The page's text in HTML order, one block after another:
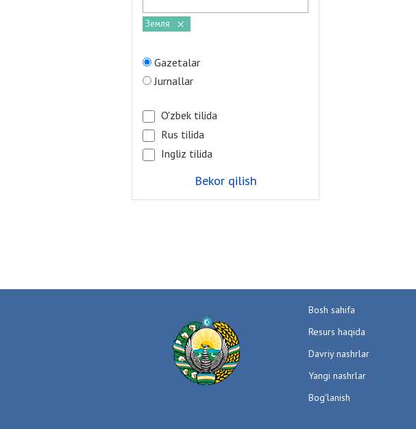
Земля
Gazetalar
Jurnallar
O'zbek tilida
Rus tilida
Ingliz tilida
Bekor qilish
Bosh sahifa
Resurs haqida
Davriy nashrlar
Yangi nashrlar
Bog'lanish